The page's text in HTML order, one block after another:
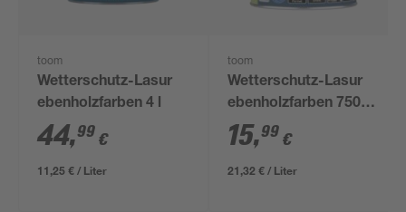
toom
Wetterschutz-Lasur
ebenholzfarben 4 l
44,99 €
11,25 € / Liter
toom
Wetterschutz-Lasur
ebenholzfarben 750
ml
15,99 €
21,32 € / Liter